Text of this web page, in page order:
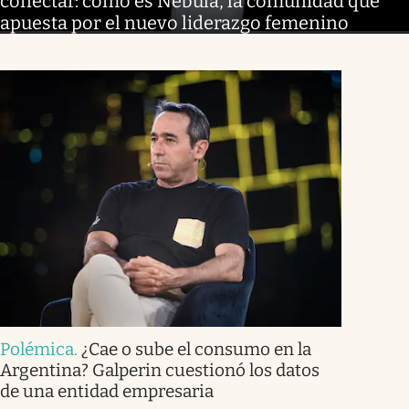
apuesta por el nuevo liderazgo femenino
Polémica. ¿Cae o sube el consumo en la
Argentina? Galperin cuestionó los datos
de una entidad empresaria